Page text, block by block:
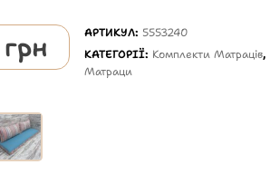
грн АРТИКУЛ: 5553240
КАТЕГОРІЇ: Комплекти Матраців,
Матраци